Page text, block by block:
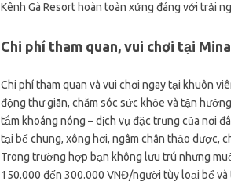
Kênh Gà Resort hoàn toàn xứng đáng với trải
Chi phí tham quan, vui chơi tại
Chi phí tham quan và vui chơi ngay tại khuôn
động thư giãn, chăm sóc sức khỏe và tận
tắm khoáng nóng – dịch vụ đặc trưng của nơi
tại bể chung, xông hơi, ngâm chân thảo dược,
Trong trường hợp bạn không lưu trú nhưng
150.000 đến 300.000 VNĐ/người tùy loại bể